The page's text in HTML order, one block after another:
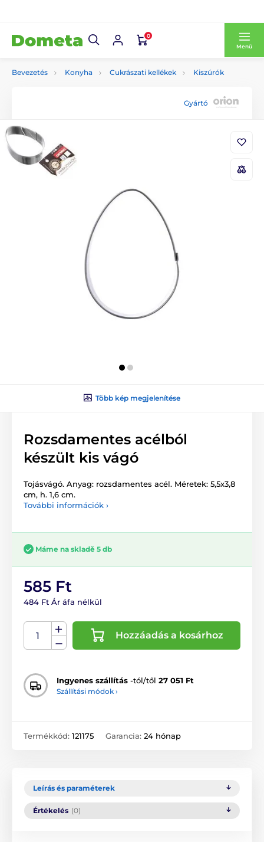
0
Menü
Bevezetés Konyha Cukrászati kellékek Kiszúrók
Gyártó
Több kép megjelenítése
Rozsdamentes acélból
készült kis vágó
Tojásvágó. Anyag: rozsdamentes acél. Méretek: 5,5x3,8
cm, h. 1,6 cm.
További információk ›
Máme na skladě 5 db
585 Ft
484 Ft Ár áfa nélkül
Hozzáadás a kosárhoz
Ingyenes szállítás -tól/től 27 051 Ft
Szállítási módok ›
Termékkód: 121175 Garancia: 24 hónap
Leírás és paraméterek
Értékelés (0)